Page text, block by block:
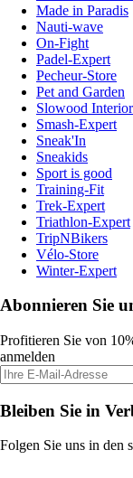
Made in Paradis
Nauti-wave
On-Fight
Padel-Expert
Pecheur-Store
Pet and Garden
Slowood Interior
Smash-Expert
Sneak'In
Sneakids
Sport is good
Training-Fit
Trek-Expert
Triathlon-Expert
TripNBikers
Vélo-Store
Winter-Expert
Abonnieren Sie
Profitieren Sie von
anmelden
Bleiben Sie in
Folgen Sie uns in den